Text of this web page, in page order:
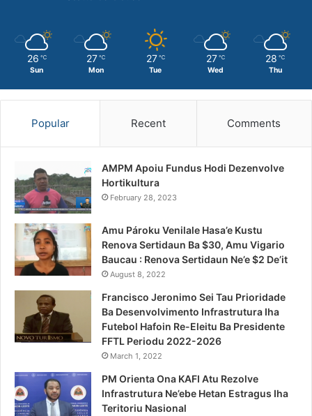
26 ℃
Sun
27 ℃
Mon
27 ℃
Tue
27 ℃
Wed
28 ℃
Thu
Popular Recent Comments
AMPM Apoiu Fundus Hodi Dezenvolve
Hortikultura
February 28, 2023
Amu Pároku Venilale Hasa’e Kustu
Renova Sertidaun Ba $30, Amu Vigario
Baucau : Renova Sertidaun Ne’e $2 De’it
August 8, 2022
Francisco Jeronimo Sei Tau Prioridade
Ba Desenvolvimento Infrastrutura Iha
Futebol Hafoin Re-Eleitu Ba Presidente
FFTL Periodu 2022-2026
March 1, 2022
PM Orienta Ona KAFI Atu Rezolve
Infrastrutura Ne’ebe Hetan Estragus Iha
Teritoriu Nasional